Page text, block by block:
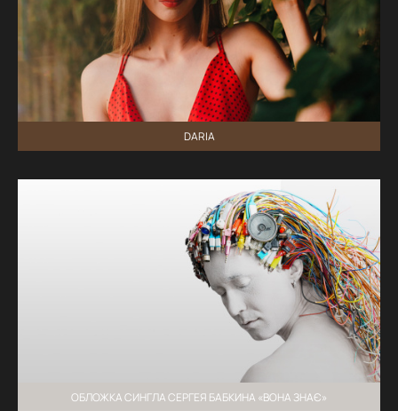
DARIA
ОБЛОЖКА СИНГЛА СЕРГЕЯ БАБКИНА «ВОНА ЗНАЄ»